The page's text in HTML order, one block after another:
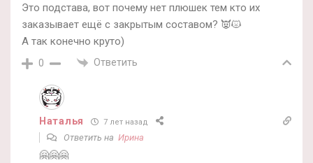
Это подстава, вот почему нет плюшек тем кто их
заказывает ещё с закрытым составом? 👿😾
А так конечно круто)
0 Ответить
Наталья 7 лет назад
Ответить на Ирина
🤗🤗🤗